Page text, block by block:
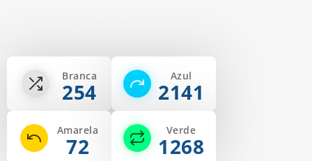
Branca
254
Azul
2141
Amarela
72
Verde
1268